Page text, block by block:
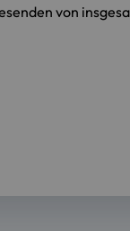
von